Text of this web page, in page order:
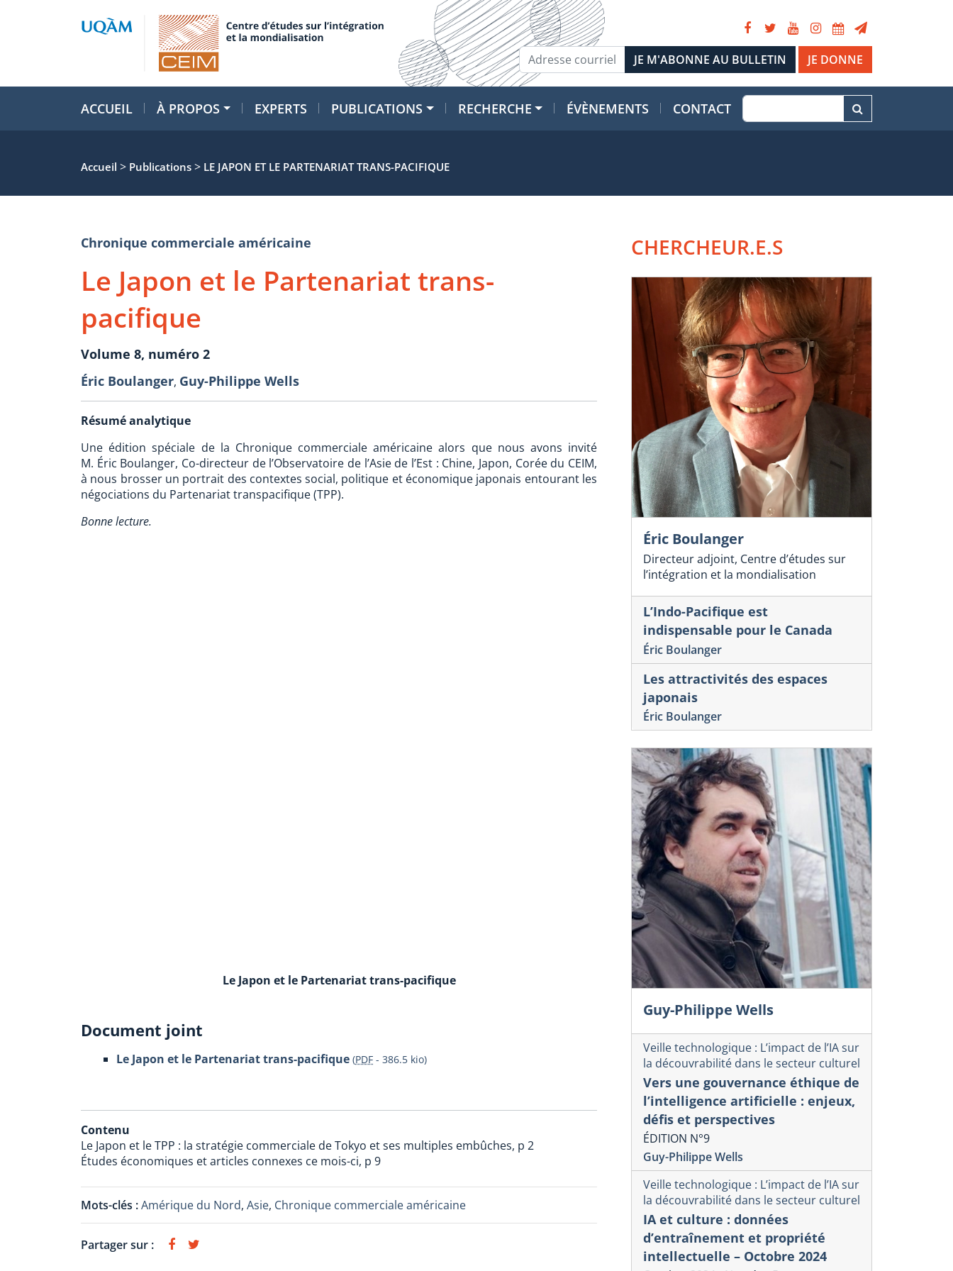
JE DONNE
ACCUEIL À PROPOS EXPERTS PUBLICATIONS RECHERCHE ÉVÈNEMENTS CONTACT
Accueil > Publications > LE JAPON ET LE PARTENARIAT TRANS-PACIFIQUE
Chronique commerciale américaine
Le Japon et le Partenariat trans-
pacifique
Volume 8, numéro 2
Éric Boulanger, Guy-Philippe Wells
Résumé analytique
Une édition spéciale de la Chronique commerciale américaine alors que nous avons invité
M. Éric Boulanger, Co-directeur de l’Observatoire de l’Asie de l’Est : Chine, Japon, Corée du CEIM,
à nous brosser un portrait des contextes social, politique et économique japonais entourant les
négociations du Partenariat transpacifique (TPP).
Bonne lecture.
Le Japon et le Partenariat trans-pacifique
Document joint
Le Japon et le Partenariat trans-pacifique (PDF - 386.5 kio)
Contenu
Le Japon et le TPP : la stratégie commerciale de Tokyo et ses multiples embûches, p 2
Études économiques et articles connexes ce mois-ci, p 9
Mots-clés :Amérique du Nord, Asie, Chronique commerciale américaine
Partager sur :
CHERCHEUR.E.S
Éric Boulanger
Directeur adjoint, Centre d’études sur
l’intégration et la mondialisation
L’Indo-Pacifique est
indispensable pour le Canada
Éric Boulanger
Les attractivités des espaces
japonais
Éric Boulanger
Guy-Philippe Wells
Veille technologique : L’impact de l’IA sur
la découvrabilité dans le secteur culturel
Vers une gouvernance éthique de
l’intelligence artificielle : enjeux,
défis et perspectives
ÉDITION N°9
Guy-Philippe Wells
Veille technologique : L’impact de l’IA sur
la découvrabilité dans le secteur culturel
IA et culture : données
d’entraînement et propriété
intellectuelle – Octobre 2024